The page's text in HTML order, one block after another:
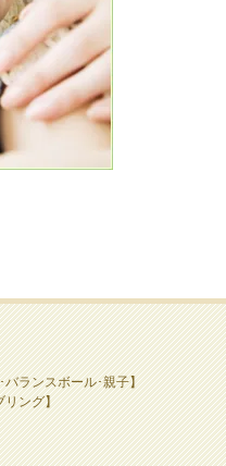
バランスボール･親子】
リング】